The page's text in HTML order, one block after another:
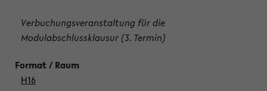
Verbuchungsveranstaltung für die
Modulabschlussklausur (3. Termin)
H16